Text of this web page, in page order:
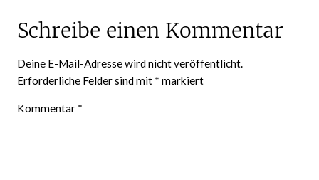
Schreibe einen Kommentar
Deine E-Mail-Adresse wird nicht veröffentlicht.
Erforderliche Felder sind mit * markiert
Kommentar *